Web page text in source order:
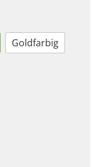
Goldfarbig